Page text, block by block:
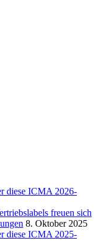
diese ICMA 2026-
freuen sich
8. Oktober 2025
diese ICMA 2025-